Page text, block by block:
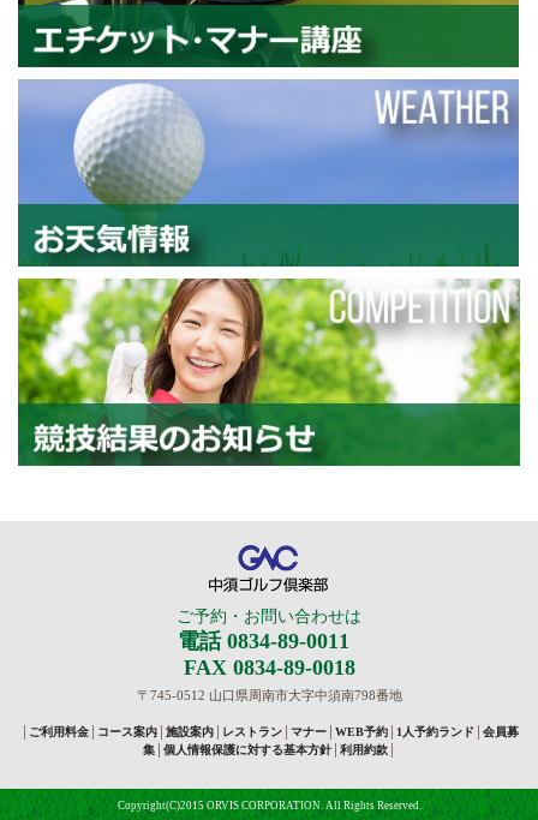
ご予約・お問い合わせは
電話 0834-89-0011
FAX 0834-89-0018
〒745-0512 山口県周南市大字中須南798番地
ご利用料金│ コース案内│ 施設案内│ レストラン│ マナー│ WEB予約│ 1人予約ランド
会員募
集│ 個人情報保護に対する基本方針│ 利用約款│
Copyright(C)2015 ORVIS CORPORATION. All Rights Reserved.